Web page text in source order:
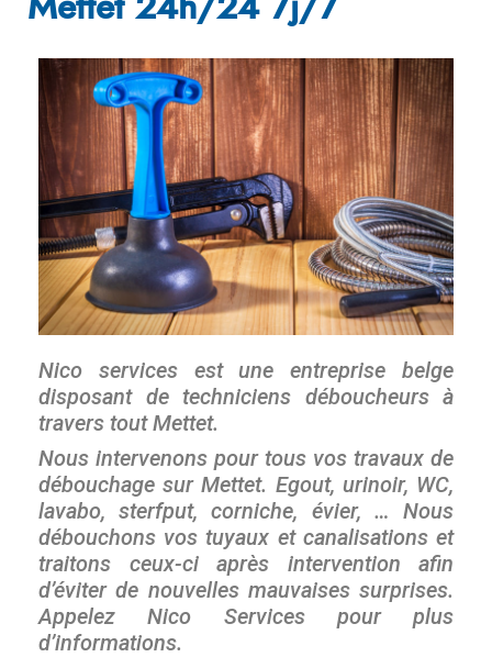
Mettet 24h/24 7j/7
Nico services est une entreprise belge
disposant de techniciens déboucheurs à
travers tout Mettet.
Nous intervenons pour tous vos travaux de
débouchage sur Mettet. Egout, urinoir, WC,
lavabo, sterfput, corniche, évier, … Nous
débouchons vos tuyaux et canalisations et
traitons ceux-ci après intervention afin
d’éviter de nouvelles mauvaises surprises.
Appelez Nico Services pour plus
d’informations.